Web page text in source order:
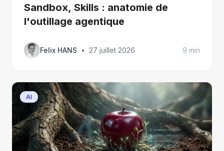
Sandbox, Skills : anatomie de
l'outillage agentique
Felix HANS • 27 juillet 2026 9 min
AI